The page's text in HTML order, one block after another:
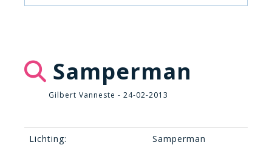
Samperman
Gilbert Vanneste - 24-02-2013
Lichting:
Samperman